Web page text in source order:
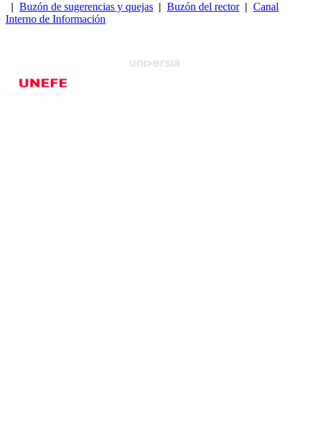
| Buzón de sugerencias y quejas | Buzón del rector| Canal
Interno de Información